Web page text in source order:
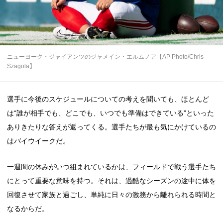
ニューヨーク・ジャイアンツのジャメイン・エルムノア【AP Photo/Chris
Szagola】
選手に今後のスケジュールについての考えを聞いても、ほとんど
は“誰が相手でも、どこでも、いつでも準備はできている”といった
ありきたりな答えが返ってくる。選手たちが最も気にかけているの
はバイウイークだ。
一週間の休みがいつ組まれているかは、フィールドで戦う選手たち
にとって重要な意味を持つ。それは、過酷なシーズンの途中に体を
回復させて家族と過ごし、単純に日々の激務から離れられる時間と
なるからだ。